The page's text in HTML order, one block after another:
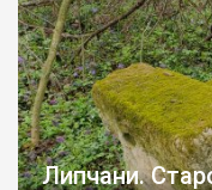
Липчани.